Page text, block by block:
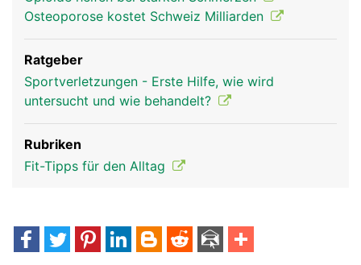
Osteoporose kostet Schweiz Milliarden
Ratgeber
Sportverletzungen - Erste Hilfe, wie wird
untersucht und wie behandelt?
Rubriken
Fit-Tipps für den Alltag